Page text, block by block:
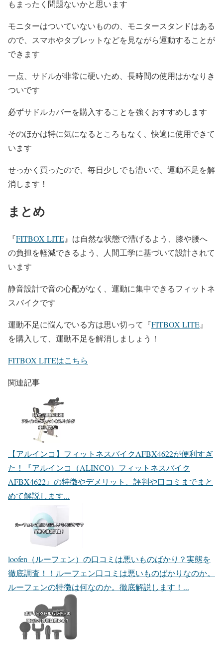
もまったく問題ないかと思います
モニターはついていないものの、モニタースタンドはある
ので、スマホやタブレットなどを見ながら運動することが
できます
一点、サドルが非常に硬いため、長時間の使用はかなりき
ついです
必ずサドルカバーを購入することを強くおすすめします
そのほかは特に気になるところもなく、快適に使用できて
います
せっかく買ったので、毎日少しでも漕いで、運動不足を解
消します！
まとめ
『FITBOX LITE』は自然な状態で漕げるよう、膝や腰へ
の負担を軽減できるよう、人間工学に基づいて設計されて
います
静音設計で音の心配がなく、運動に集中できるフィットネ
スバイクです
運動不足に悩んでいる方は思い切って『FITBOX LITE』
を購入して、運動不足を解消しましょう！
FITBOX LITEはこちら
関連記事
【アルインコ】フィットネスバイクAFBX4622が便利すぎ
た！
『アルインコ（ALINCO）フィットネスバイク
AFBX4622』の特徴やデメリット、評判や口コミまでまと
めて解説します...
loofen（ルーフェン）の口コミは悪いものばかり？実態を
徹底調査！！ ルーフェン口コミは悪いものばかりなのか。
ルーフェンの特徴は何なのか。徹底解説します！...